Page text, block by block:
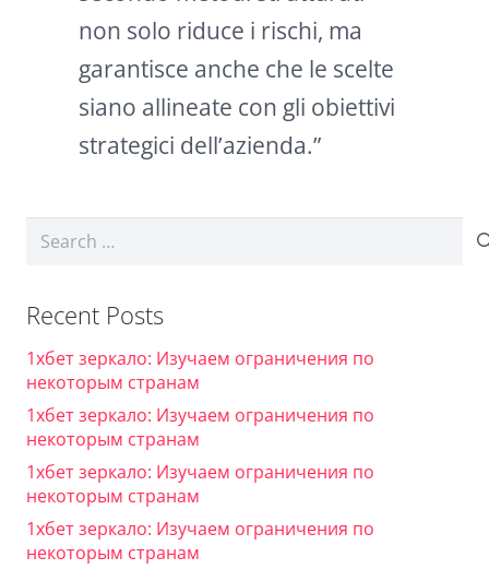
non solo riduce i rischi, ma
garantisce anche che le scelte
siano allineate con gli obiettivi
strategici dell’azienda.”
Search
Recent Posts
1хбет зеркало: Изучаем ограничения по
некоторым странам
1хбет зеркало: Изучаем ограничения по
некоторым странам
1хбет зеркало: Изучаем ограничения по
некоторым странам
1хбет зеркало: Изучаем ограничения по
некоторым странам